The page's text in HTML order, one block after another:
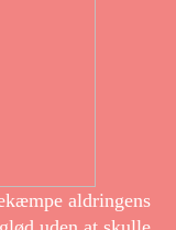
aldringens